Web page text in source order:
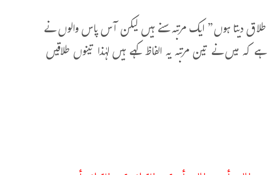
طلاق دیتا ہوں” ایک مرتبہ سنے ہیں لیکن آس پاس والوں نے
میں نے تین مرتبہ یہ الفاظ کہے ہیں لہٰذا تینوں طلاقیں